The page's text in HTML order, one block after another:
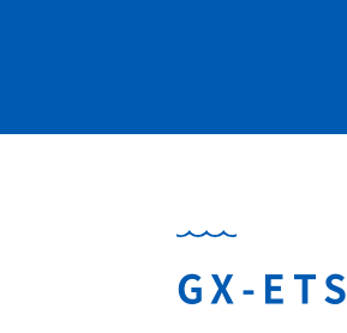
GX-ETS